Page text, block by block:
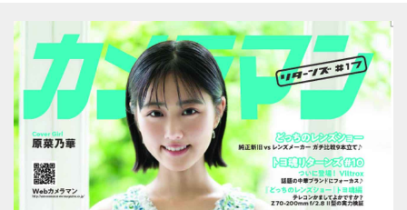
モデルの動きに合わせてフレームをキ
メる様子を堪能しよう。